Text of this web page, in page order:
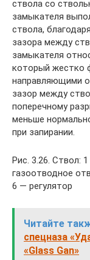
ствола со
замыкателя
ствола,
зазора между
замыкателя
который жестко
направляющими
зазор между
поперечному
меньше
при запирании.
Рис. 3.26. Ствол:
газоотводное
6 — регулятор
Читайте
спецназа
«Glass Gan»